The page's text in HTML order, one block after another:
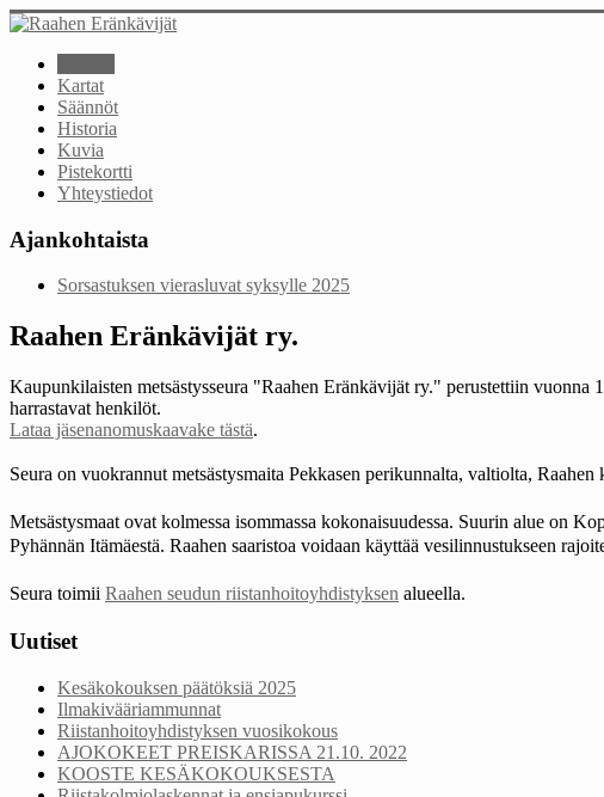
Kartat
Säännöt
Historia
Kuvia
Pistekortti
Yhteystiedot
Ajankohtaista
Sorsastuksen vierasluvat syksylle 2025
Raahen Eränkävijät ry.
Kaupunkilaisten metsästysseura "Raahen Eränkävijät ry." perustettiin vuonna
harrastavat henkilöt.
Lataa jäsenanomuskaavake tästä.
Seura on vuokrannut metsästysmaita Pekkasen perikunnalta, valtiolta,
Metsästysmaat ovat kolmessa isommassa kokonaisuudessa. Suurin alue on
Pyhännän Itämäestä. Raahen saaristoa voidaan käyttää vesilinnustukseen
Seura toimii Raahen seudun riistanhoitoyhdistyksen alueella.
Uutiset
Kesäkokouksen päätöksiä 2025
Ilmakivääriammunnat
Riistanhoitoyhdistyksen vuosikokous
AJOKOKEET PREISKARISSA 21.10. 2022
KOOSTE KESÄKOKOUKSESTA